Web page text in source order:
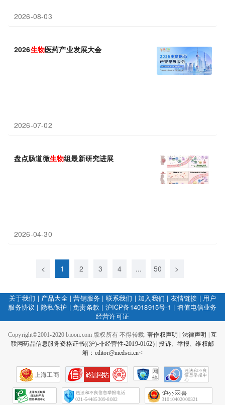
2026-08-03
2026生物医药产业发展大会
2026-07-02
盘点肠道微生物组最新研究进展
2026-04-30
< 1 2 3 4 ... 50 >
关于我们 | 产品大全|营销服务 | 联系我们 | 加入我们 | 友情链接 | 用户
服务协议 | 隐私保护 |免责条款 | 沪ICP备14018915号-1 |增值电信业务
经营许可证
Copyright©2001-2020 bioon.com 版权所有 不得转载.著作权声明 法律声明
互
联网药品信息服务资格证书((沪)-非经营性-2019-0162)|投诉、举报、维权邮
箱：editor@medsci.cn<
上海工商
网
络
会
征
021-54485309-8082 31010402000321